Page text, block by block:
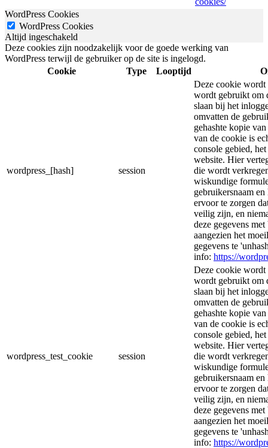
WordPress Cookies
WordPress Cookies
Altijd ingeschakeld
Deze cookies zijn noodzakelijk voor de goede werking van
WordPress terwijl de gebruiker op de site is ingelogd.
Cookie
Type Looptijd
wordpress_[hash] session
Deze cookie wordt
wordt gebruikt om
slaan bij het
omvatten de
gehashte kopie
van de cookie is
console gebied,
website. Hier
die wordt
wiskundige
gebruikersnaam
ervoor te zorgen
veilig zijn, en
deze gegevens
aangezien het
gegevens te
info: https://
wordpress_test_cookie session
Deze cookie wordt
wordt gebruikt om
slaan bij het
omvatten de
gehashte kopie
van de cookie is
console gebied,
website. Hier
die wordt
wiskundige
gebruikersnaam
ervoor te zorgen
veilig zijn, en
deze gegevens
aangezien het
gegevens te
info: https://